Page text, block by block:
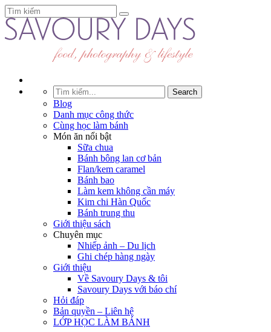
Blog
Danh mục công thức
Cùng học làm bánh
Món ăn nổi bật
Sữa chua
Bánh bông lan cơ bản
Flan/kem caramel
Bánh bao
Làm kem không cần máy
Kim chi Hàn Quốc
Bánh trung thu
Giới thiệu sách
Chuyên mục
Nhiếp ảnh – Du lịch
Ghi chép hàng ngày
Giới thiệu
Về Savoury Days & tôi
Savoury Days với báo chí
Hỏi đáp
Bản quyền – Liên hệ
LỚP HỌC LÀM BÁNH